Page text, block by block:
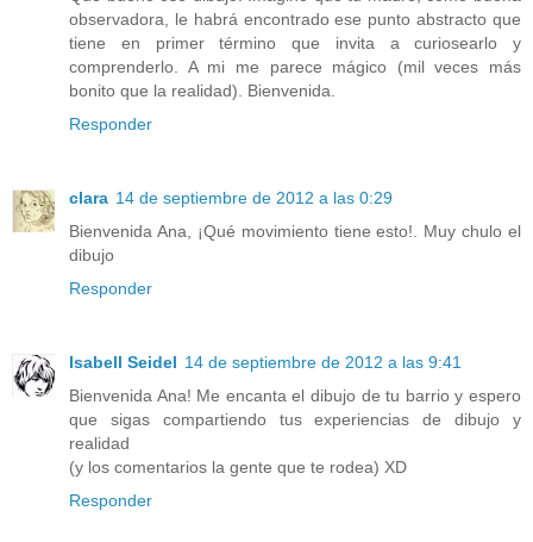
observadora, le habrá encontrado ese punto abstracto que
tiene en primer término que invita a curiosearlo y
comprenderlo. A mi me parece mágico (mil veces más
bonito que la realidad). Bienvenida.
Responder
clara 14 de septiembre de 2012 a las 0:29
Bienvenida Ana, ¡Qué movimiento tiene esto!. Muy chulo el
dibujo
Responder
Isabell Seidel 14 de septiembre de 2012 a las 9:41
Bienvenida Ana! Me encanta el dibujo de tu barrio y espero
que sigas compartiendo tus experiencias de dibujo y
realidad
(y los comentarios la gente que te rodea) XD
Responder